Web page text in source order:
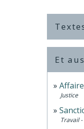
Et
Justice
Travail